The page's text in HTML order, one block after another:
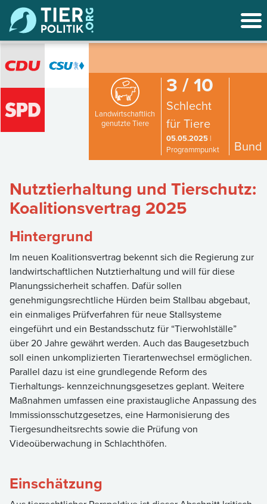
Landwirtschaftlich
genutzte Tiere
3 / 10
Schlecht
für Tiere
05.05.2025 |
Programmpunkt
Bund
Nutztierhaltung und Tierschutz:
Koalitionsvertrag 2025
Hintergrund
Im neuen Koalitionsvertrag bekennt sich die Regierung zur
landwirtschaftlichen Nutztierhaltung und will für diese
Planungssicherheit schaffen. Dafür sollen
genehmigungsrechtliche Hürden beim Stallbau abgebaut,
ein einmaliges Prüfverfahren für neue Stallsysteme
eingeführt und ein Bestandsschutz für “Tierwohlställe”
über 20 Jahre gewährt werden. Auch das Baugesetzbuch
soll einen unkomplizierten Tierartenwechsel ermöglichen.
Parallel dazu ist eine grundlegende Reform des
Tierhaltungs- kennzeichnungsgesetzes geplant. Weitere
Maßnahmen umfassen eine praxistaugliche Anpassung des
Immissionsschutzgesetzes, eine Harmonisierung des
Tiergesundheitsrechts sowie die Prüfung von
Videoüberwachung in Schlachthöfen.
Einschätzung